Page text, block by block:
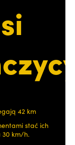
42 km
stać ich
30 km/h.